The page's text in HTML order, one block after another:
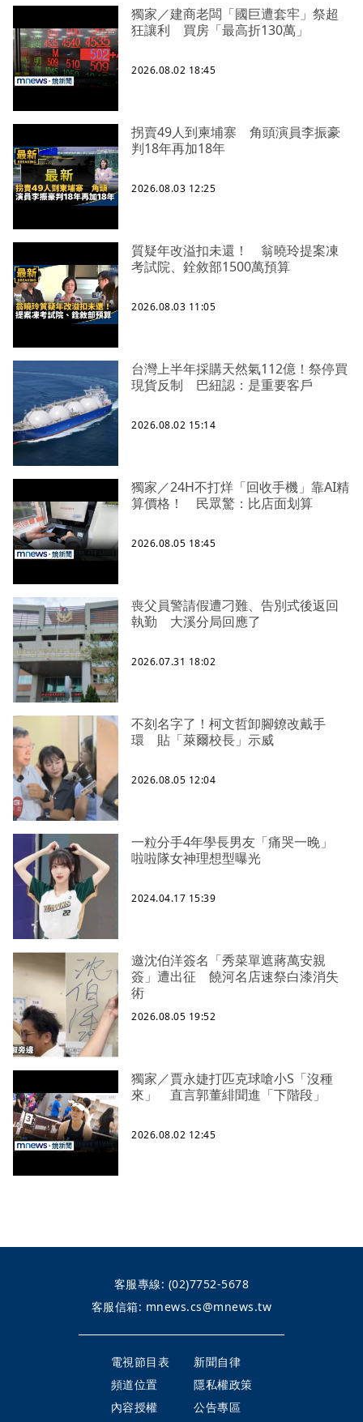
獨家／建商老闆「國巨遭套牢」祭超
狂讓利 買房「最高折130萬」
2026.08.02 18:45
拐賣49人到柬埔寨 角頭演員李振豪
判18年再加18年
2026.08.03 12:25
質疑年改溢扣未還！ 翁曉玲提案凍
考試院、銓敘部1500萬預算
2026.08.03 11:05
台灣上半年採購天然氣112億！祭停買
現貨反制 巴紐認：是重要客戶
2026.08.02 15:14
獨家／24H不打烊「回收手機」靠AI精
算價格！ 民眾驚：比店面划算
2026.08.05 18:45
喪父員警請假遭刁難、告別式後返回
執勤 大溪分局回應了
2026.07.31 18:02
不刻名字了！柯文哲卸腳鐐改戴手
環 貼「萊爾校長」示威
2026.08.05 12:04
一粒分手4年學長男友「痛哭一晚」
啦啦隊女神理想型曝光
2024.04.17 15:39
邀沈伯洋簽名「秀菜單遮蔣萬安親
簽」遭出征 饒河名店速祭白漆消失
術
2026.08.05 19:52
獨家／賈永婕打匹克球嗆小S「沒種
來」 直言郭董緋聞進「下階段」
2026.08.02 12:45
客服專線: (02)7752-5678
客服信箱: mnews.cs@mnews.tw
電視節目表
新聞自律
頻道位置
隱私權政策
內容授權
公告專區